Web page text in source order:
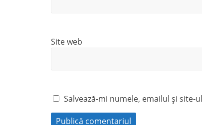
Site web
Salvează-mi numele, emailul și